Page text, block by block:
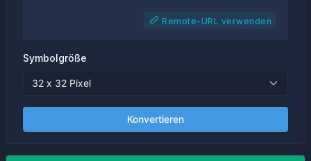
Remote-URL verwenden
Symbolgröße
Konvertieren